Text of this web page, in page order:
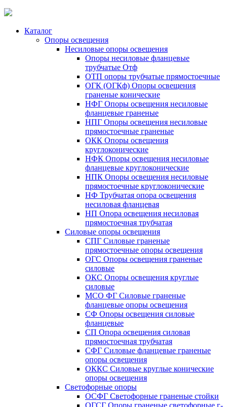
Каталог
Опоры освещения
Несиловые опоры освещения
Опоры несиловые фланцевые
трубчатые Отф
ОТП опоры трубчатые прямостоечные
ОГК (ОГКф) Опоры освещения
граненые конические
НФГ Опоры освещения несиловые
фланцевые граненые
НПГ Опоры освещения несиловые
прямостоечные граненые
ОКК Опоры освещения
круглоконические
НФК Опоры освещения несиловые
фланцевые круглоконические
НПК Опоры освещения несиловые
прямостоечные круглоконические
НФ Трубчатая опора освещения
несиловая фланцевая
НП Опора освещения несиловая
прямостоечная трубчатая
Силовые опоры освещения
СПГ Силовые граненые
прямостоечные опоры освещения
ОГС Опоры освещения граненые
силовые
ОКС Опоры освещения круглые
силовые
МСО ФГ Силовые граненые
фланцевые опоры освещения
СФ Опоры освещения силовые
фланцевые
СП Опора освещения силовая
прямостоечная трубчатая
СФГ Силовые фланцевые граненые
опоры освещения
ОККС Силовые круглые конические
опоры освещения
Светофорные опоры
ОСФГ Светофорные граненые стойки
ОГСГ Опоры граненые светофорные г-